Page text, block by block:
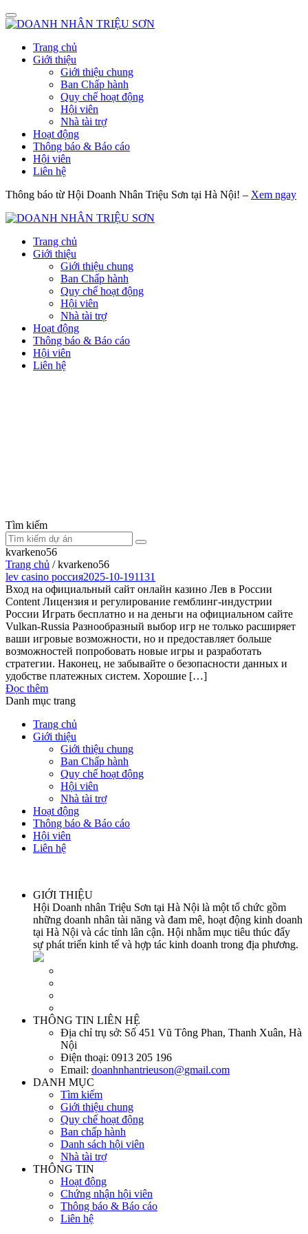
Trang chủ
Giới thiệu
Giới thiệu chung
Ban Chấp hành
Quy chế hoạt động
Hội viên
Nhà tài trợ
Hoạt động
Thông báo & Báo cáo
Hội viên
Liên hệ
Thông báo từ Hội Doanh Nhân Triệu Sơn tại Hà Nội! – Xem ngay
Trang chủ
Giới thiệu
Giới thiệu chung
Ban Chấp hành
Quy chế hoạt động
Hội viên
Nhà tài trợ
Hoạt động
Thông báo & Báo cáo
Hội viên
Liên hệ
Tìm kiếm
kvarkeno56
Trang chủ /kvarkeno56
lev casino россия2025-10-191131
Вход на официальный сайт онлайн казино Лев в России
Content Лицензия и регулирование гемблинг-индустрии
России Играть бесплатно и на деньги на официальном сайте
Vulkan-Russia Разнообразный выбор игр не только расширяет
ваши игровые возможности, но и предоставляет больше
возможностей попробовать новые игры и разработать
стратегии. Наконец, не забывайте о безопасности данных и
удобстве платежных систем. Хорошие […]
Đọc thêm
Danh mục trang
Trang chủ
Giới thiệu
Giới thiệu chung
Ban Chấp hành
Quy chế hoạt động
Hội viên
Nhà tài trợ
Hoạt động
Thông báo & Báo cáo
Hội viên
Liên hệ
GIỚI THIỆU
Hội Doanh nhân Triệu Sơn tại Hà Nội là một tổ chức gồm
những doanh nhân tài năng và đam mê, hoạt động kinh doanh
tại Hà Nội và các tỉnh lân cận. Hội nhằm mục tiêu thúc đẩy
sự phát triển kinh tế và hợp tác kinh doanh trong địa phương.
THÔNG TIN LIÊN HỆ
Địa chỉ trụ sở: Số 451 Vũ Tông Phan, Thanh Xuân, Hà
Nội
Điện thoại: 0913 205 196
Email: doanhnhantrieuson@gmail.com
DANH MỤC
Tìm kiếm
Giới thiệu chung
Quy chế hoạt động
Ban chấp hành
Danh sách hội viên
Nhà tài trợ
THÔNG TIN
Hoạt động
Chứng nhận hội viên
Thông báo & Báo cáo
Liên hệ